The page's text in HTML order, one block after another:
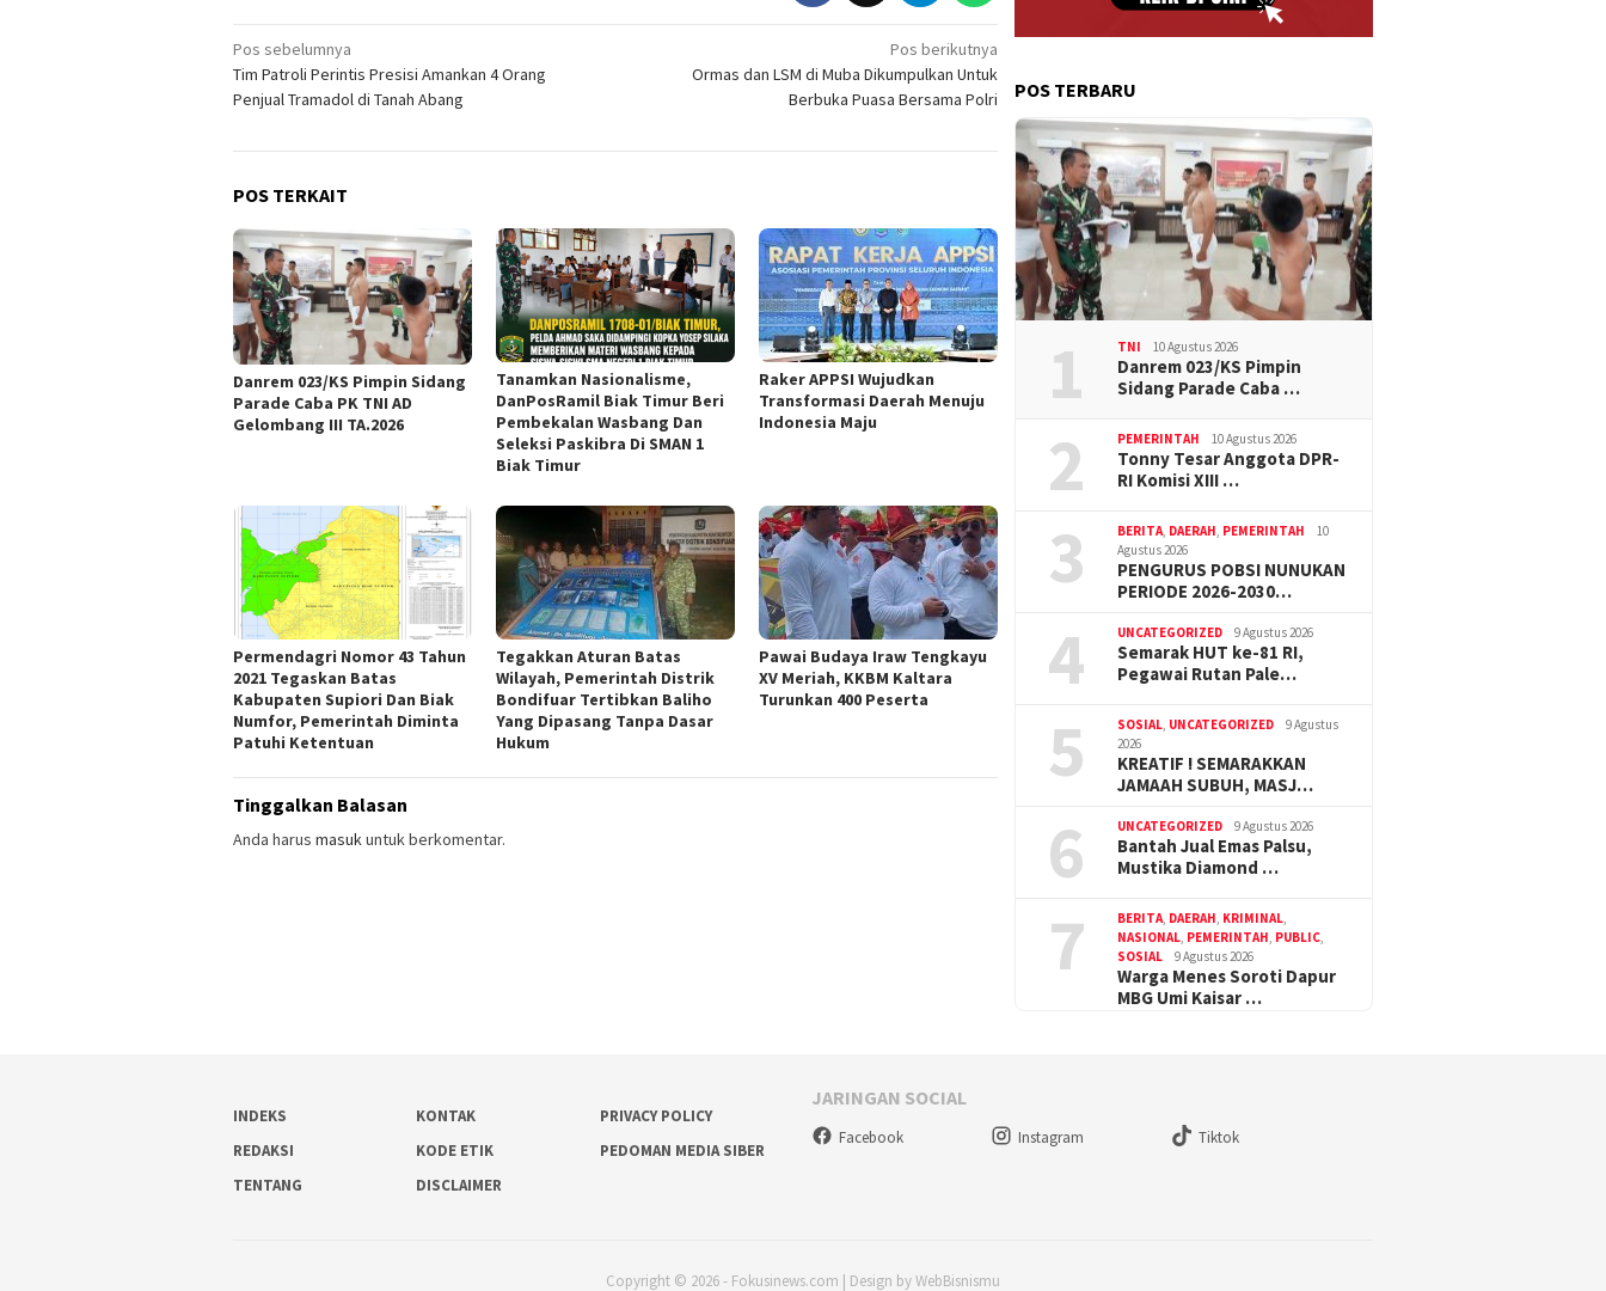
Navigasi
pos
Pos sebelumnya
Tim Patroli Perintis Presisi Amankan 4 Orang
Penjual Tramadol di Tanah Abang
Pos berikutnya
Ormas dan LSM di Muba Dikumpulkan Untuk
Berbuka Puasa Bersama Polri
POS TERKAIT
Danrem 023/KS Pimpin Sidang
Parade Caba PK TNI AD
Gelombang III TA.2026 ‎
Tanamkan Nasionalisme,
DanPosRamil Biak Timur Beri
Pembekalan Wasbang Dan
Seleksi Paskibra Di SMAN 1
Biak Timur
Raker APPSI Wujudkan
Transformasi Daerah Menuju
Indonesia Maju
Permendagri Nomor 43 Tahun
2021 Tegaskan Batas
Kabupaten Supiori Dan Biak
Numfor, Pemerintah Diminta
Patuhi Ketentuan
Tegakkan Aturan Batas
Wilayah, Pemerintah Distrik
Bondifuar Tertibkan Baliho
Yang Dipasang Tanpa Dasar
Hukum
Pawai Budaya Iraw Tengkayu
XV Meriah, KKBM Kaltara
Turunkan 400 Peserta
Tinggalkan Balasan
Anda harus masukuntuk berkomentar.
POS TERBARU
1 TNI 10 Agustus 2026
Danrem 023/KS Pimpin
Sidang Parade Caba …
2 PEMERINTAH 10 Agustus 2026
Tonny Tesar Anggota DPR-
RI Komisi XIII …
3 BERITA, DAERAH, PEMERINTAH
10
Agustus 2026
PENGURUS POBSI NUNUKAN
PERIODE 2026-2030…
4 UNCATEGORIZED 9 Agustus 2026
Semarak HUT ke-81 RI,
Pegawai Rutan Pale…
5 SOSIAL, UNCATEGORIZED
9 Agustus
2026
KREATIF ! SEMARAKKAN
JAMAAH SUBUH, MASJ…
6 UNCATEGORIZED 9 Agustus 2026
Bantah Jual Emas Palsu,
Mustika Diamond …
7 BERITA, DAERAH, KRIMINAL,
NASIONAL, PEMERINTAH, PUBLIC,
SOSIAL
9 Agustus 2026
Warga Menes Soroti Dapur
MBG Umi Kaisar …
INDEKS KONTAK
PRIVACY POLICY
REDAKSI
KODE ETIK
PEDOMAN MEDIA SIBER
TENTANG
DISCLAIMER
JARINGAN SOCIAL
Facebook Instagram Tiktok
Copyright © 2026 - Fokusinews.com | Design by WebBisnismu